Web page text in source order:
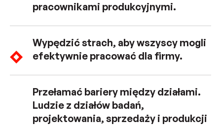
pracownikami produkcyjnymi.
Wypędzić strach, aby wszyscy mogli
efektywnie pracować dla firmy.
Przełamać bariery między działami.
Ludzie z działów badań,
projektowania, sprzedaży i produkcji